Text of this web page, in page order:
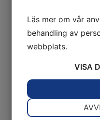
Felsökning
Avgassystem
AC-reparationer
Släpservice
Läs mer om vår
behandling av
webbplats.
VISA